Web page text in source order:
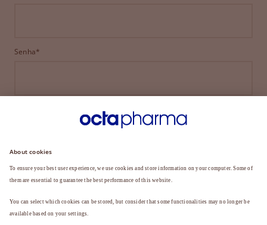
Senha*
ENTRAR
ESQUECEU SUA SENHA?
Ainda não é membro?